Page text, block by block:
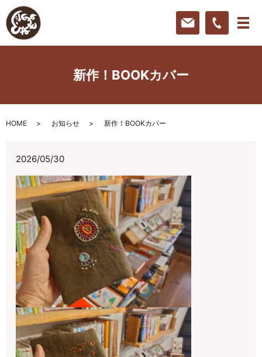
新作！BOOKカバー
HOME お知らせ 新作！BOOKカバー
2026/05/30